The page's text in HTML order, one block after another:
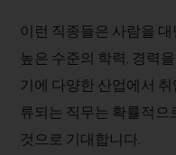
이런 직종들은 사람을
높은 수준의 학력, 경력
기에 다양한 산업에서
류되는 직무는 확률적으
것으로 기대합니다.